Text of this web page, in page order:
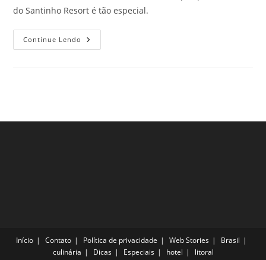
do Santinho Resort é tão especial.
Continue Lendo Saiba
Porque
Início Contato Política de privacidade Web Stories
Brasil
culinária
Dicas Especiais hotel litoral